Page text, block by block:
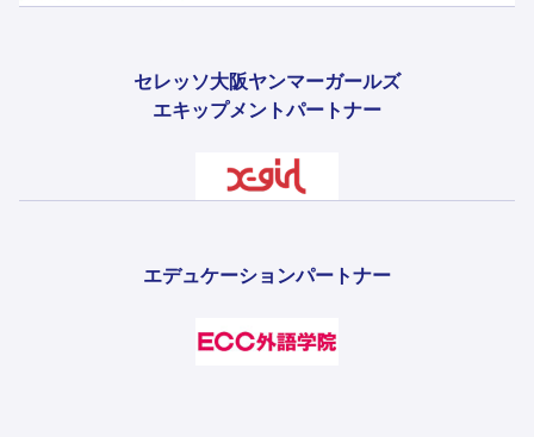
セレッソ大阪ヤンマーガールズ
エキップメントパートナー
エデュケーションパートナー